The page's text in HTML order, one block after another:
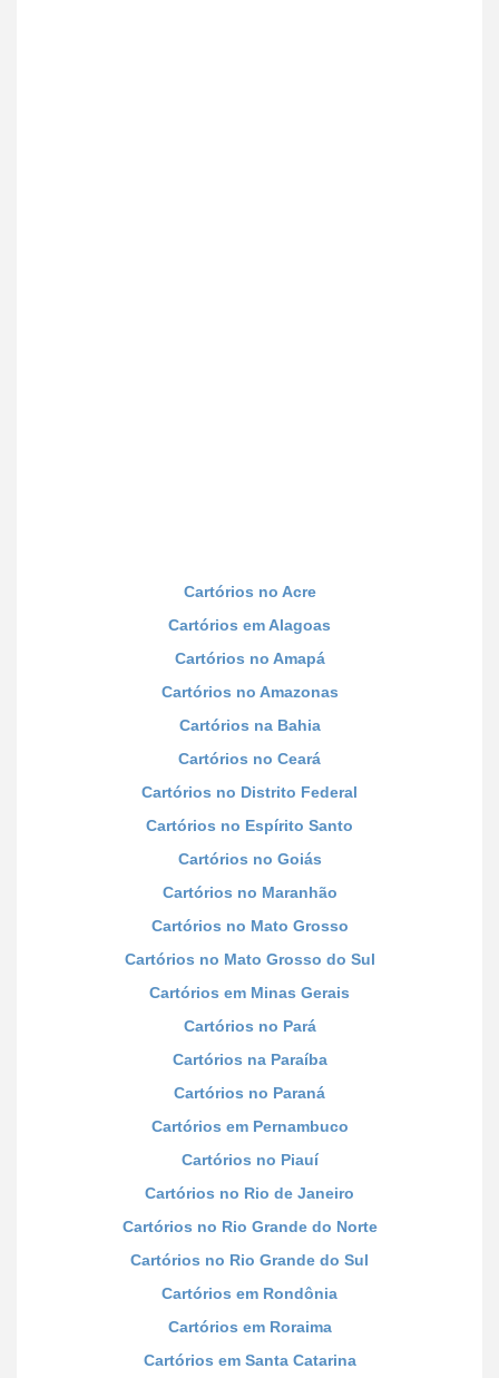
Cartórios no Acre
Cartórios em Alagoas
Cartórios no Amapá
Cartórios no Amazonas
Cartórios na Bahia
Cartórios no Ceará
Cartórios no Distrito Federal
Cartórios no Espírito Santo
Cartórios no Goiás
Cartórios no Maranhão
Cartórios no Mato Grosso
Cartórios no Mato Grosso do Sul
Cartórios em Minas Gerais
Cartórios no Pará
Cartórios na Paraíba
Cartórios no Paraná
Cartórios em Pernambuco
Cartórios no Piauí
Cartórios no Rio de Janeiro
Cartórios no Rio Grande do Norte
Cartórios no Rio Grande do Sul
Cartórios em Rondônia
Cartórios em Roraima
Cartórios em Santa Catarina